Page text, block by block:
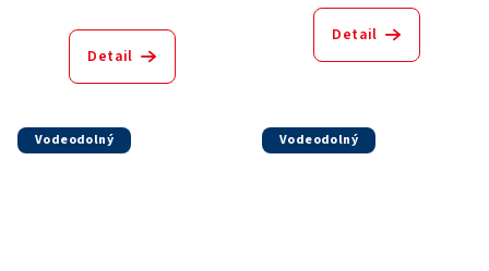
Detail
Detail
Vodeodolný Vodeodolný